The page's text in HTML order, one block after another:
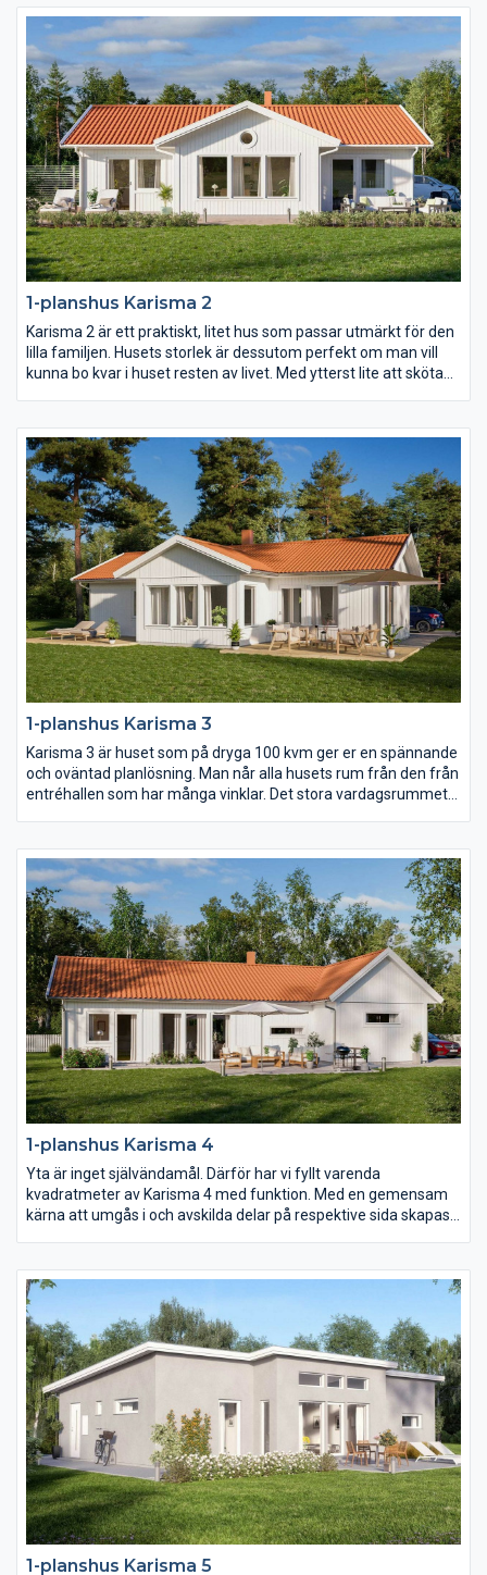
och för er som vill bo lustfyllt i villa med minimalt att sköta om.
1-planshus Karisma 2
Karisma 2 är ett praktiskt, litet hus som passar utmärkt för den
lilla familjen. Husets storlek är dessutom perfekt om man vill
kunna bo kvar i huset resten av livet. Med ytterst lite att sköta
varje rum är generöst tilltagna och det finns stora möjligheter
att anpassa inredningen efter just era behov.
1-planshus Karisma 3
Karisma 3 är huset som på dryga 100 kvm ger er en spännande
och oväntad planlösning. Man når alla husets rum från den från
entréhallen som har många vinklar. Det stora vardagsrummet
samtidigt inte kompromissa för mycket med sovrum och
badrum.
1-planshus Karisma 4
Yta är inget självändamål. Därför har vi fyllt varenda
kvadratmeter av Karisma 4 med funktion. Med en gemensam
kärna att umgås i och avskilda delar på respektive sida skapas
och mer kostnadseffektiv.
1-planshus Karisma 5